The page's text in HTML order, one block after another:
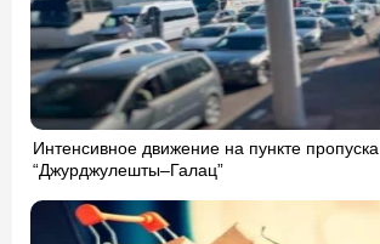
Интенсивное движение на пункте пропуска
“Джурджулешты–Галац”